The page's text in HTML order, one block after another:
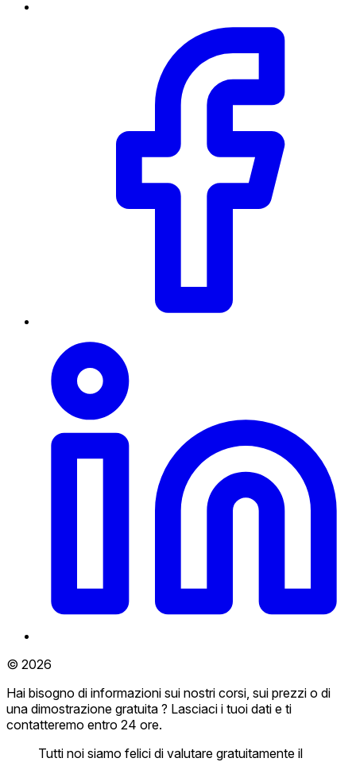
© 2026
Hai bisogno di informazioni sui nostri corsi, sui prezzi o di
una dimostrazione gratuita ? Lasciaci i tuoi dati e ti
contatteremo entro 24 ore.
Tutti noi siamo felici di valutare gratuitamente il